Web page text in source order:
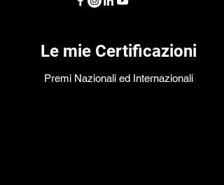
Le mie Certificazioni
Premi Nazionali ed Internazionali